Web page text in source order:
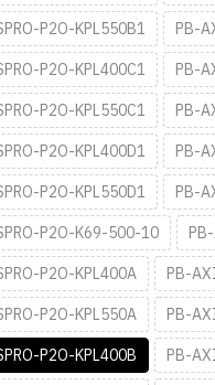
P2O-KPL550B1 PB-
P2O-KPL400C1 PB-
P2O-KPL550C1 PB-
P2O-KPL400D1 PB-
P2O-KPL550D1 PB-
P2O-K69-500-10
P2O-KPL400A PB-
P2O-KPL550A PB-
P2O-KPL400B PB-